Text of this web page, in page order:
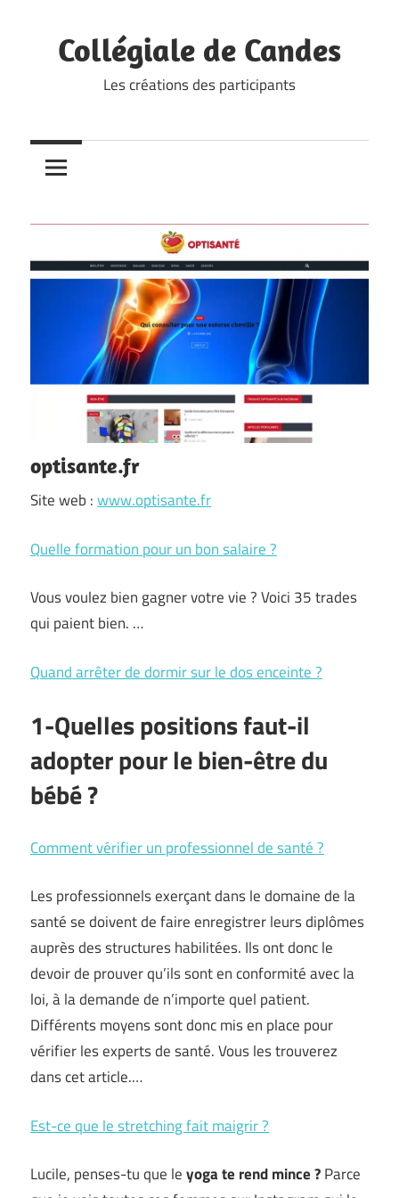
contentCollégiale de Candes
Les créations des participants
optisante.fr
Site web :www.optisante.fr
Quelle formation pour un bon salaire ?
Vous voulez bien gagner votre vie ? Voici 35 trades
qui paient bien. …
Quand arrêter de dormir sur le dos enceinte ?
1-Quelles positions faut-il
adopter pour le bien-être du
bébé ?
Comment vérifier un professionnel de santé ?
Les professionnels exerçant dans le domaine de la
santé se doivent de faire enregistrer leurs diplômes
auprès des structures habilitées. Ils ont donc le
devoir de prouver qu’ils sont en conformité avec la
loi, à la demande de n’importe quel patient.
Différents moyens sont donc mis en place pour
vérifier les experts de santé. Vous les trouverez
dans cet article.…
Est-ce que le stretching fait maigrir ?
Lucile, penses-tu que leyoga te rend mince ?Parce